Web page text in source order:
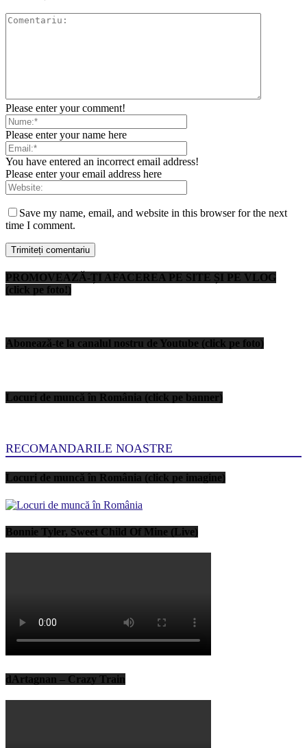
Please enter your comment!
Please enter your name here
You have entered an incorrect email address!
Please enter your email address here
Save my name, email, and website in this browser for the next
time I comment.
PROMOVEAZĂ-ȚI AFACEREA PE SITE ȘI PE VLOG
(click pe foto!)
Abonează-te la canalul nostru de Youtube (click pe foto)
Locuri de muncă în România (click pe banner)
RECOMANDARILE NOASTRE
Locuri de muncă în România (click pe imagine)
Bonnie Tyler, Sweet Child Of Mine (Live)
dArtagnan – Crazy Train